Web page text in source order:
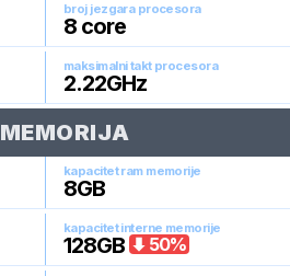
broj jezgara procesora
8 core
maksimalni takt procesora
2.22GHz
MEMORIJA
kapacitet ram memorije
8GB
kapacitet interne memorije
128GB 50%